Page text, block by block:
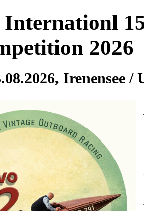
Internationl
2026
Irenensee /